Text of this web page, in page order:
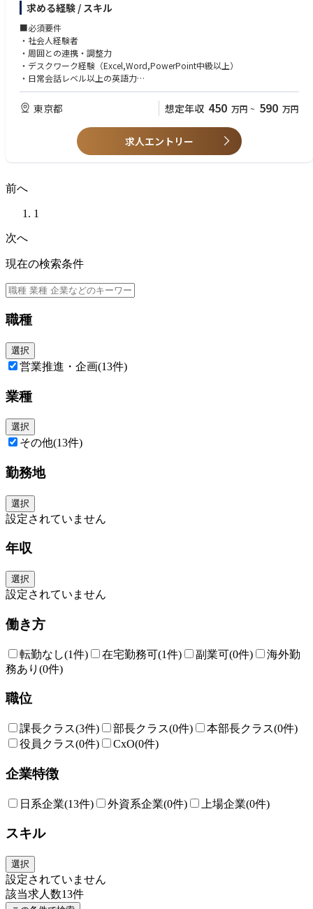
■活かせるご経験・技能など
-看護師として病院で勤務されたご経験
-薬剤師として勤務されたご経験
■入職後の研修体制
入職直後の研修（10日程度）で法人全体のイメージを掴んでいただいたあ
求める経験 / スキル
■必須要件
・社会人経験者
・周囲との連携・調整力
・デスクワーク経験（Excel,Word,PowerPoint中級以上）
・日常会話レベル以上の英語力
■歓迎要件
・医科学・薬事の専門用語がわかる方
・看護師として勤務されたご経験
・薬剤師として勤務されたご経験
東京都 想定年収 450 万円 ~ 590 万円
求人エントリー
前へ
1
次へ
現在の検索条件
職種
選択
営業推進・企画(13件)
業種
選択
その他(13件)
勤務地
選択
設定されていません
年収
選択
設定されていません
働き方
転勤なし(1件) 在宅勤務可(1件) 副業可(0件)
海外勤
務あり (0件)
職位
課長クラス(3件) 部長クラス(0件) 本部長クラス(0件)
役員クラス(0件) CxO(0件)
企業特徴
日系企業(13件) 外資系企業(0件) 上場企業(0件)
スキル
選択
設定されていません
該当求人数13件